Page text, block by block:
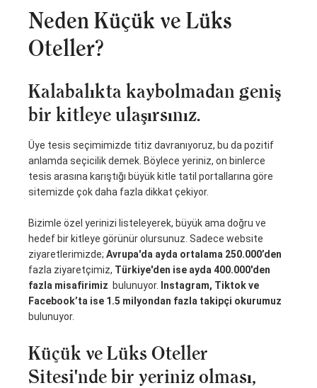
Neden Küçük ve Lüks
Oteller?
Kalabalıkta kaybolmadan geniş
bir kitleye ulaşırsınız.
Üye tesis seçimimizde titiz davranıyoruz, bu da pozitif
anlamda seçicilik demek. Böylece yeriniz, on binlerce
tesis arasına karıştığı büyük kitle tatil portallarına göre
sitemizde çok daha fazla dikkat çekiyor.
Bizimle özel yerinizi listeleyerek, büyük ama doğru ve
hedef bir kitleye görünür olursunuz. Sadece website
ziyaretlerimizde; Avrupa'da ayda ortalama 250.000’den
fazla ziyaretçimiz, Türkiye'den ise ayda 400.000'den
fazla misafirimiz bulunuyor.
Instagram, Tiktok ve
Facebook’ta ise 1.5 milyondan fazla takipçi okurumuz
bulunuyor.
Küçük ve Lüks Oteller
Sitesi'nde bir yeriniz olması,